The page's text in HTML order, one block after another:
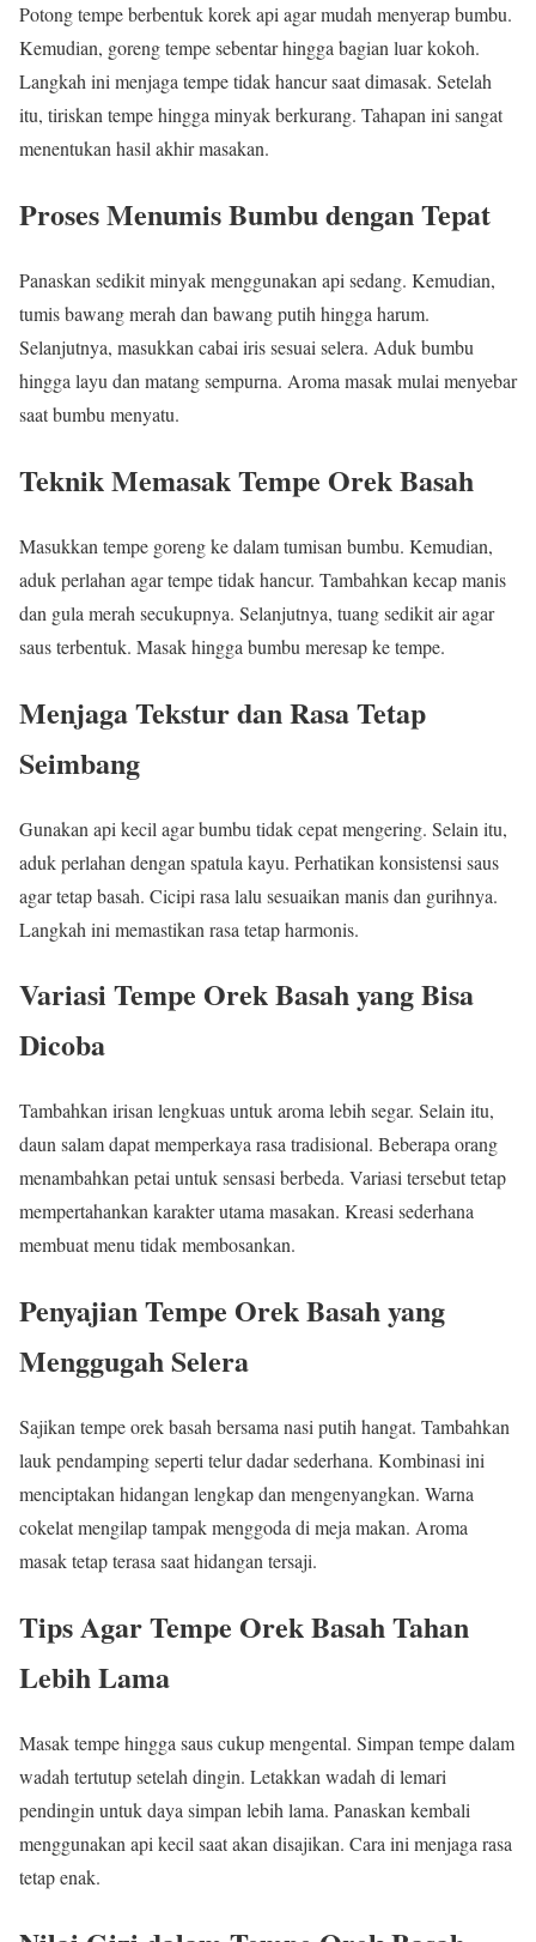
Potong tempe berbentuk korek api agar mudah menyerap bumbu.
Kemudian, goreng tempe sebentar hingga bagian luar kokoh.
Langkah ini menjaga tempe tidak hancur saat dimasak. Setelah
itu, tiriskan tempe hingga minyak berkurang. Tahapan ini sangat
menentukan hasil akhir masakan.
Proses Menumis Bumbu dengan Tepat
Panaskan sedikit minyak menggunakan api sedang. Kemudian,
tumis bawang merah dan bawang putih hingga harum.
Selanjutnya, masukkan cabai iris sesuai selera. Aduk bumbu
hingga layu dan matang sempurna. Aroma masak mulai menyebar
saat bumbu menyatu.
Teknik Memasak Tempe Orek Basah
Masukkan tempe goreng ke dalam tumisan bumbu. Kemudian,
aduk perlahan agar tempe tidak hancur. Tambahkan kecap manis
dan gula merah secukupnya. Selanjutnya, tuang sedikit air agar
saus terbentuk. Masak hingga bumbu meresap ke tempe.
Menjaga Tekstur dan Rasa Tetap
Seimbang
Gunakan api kecil agar bumbu tidak cepat mengering. Selain itu,
aduk perlahan dengan spatula kayu. Perhatikan konsistensi saus
agar tetap basah. Cicipi rasa lalu sesuaikan manis dan gurihnya.
Langkah ini memastikan rasa tetap harmonis.
Variasi Tempe Orek Basah yang Bisa
Dicoba
Tambahkan irisan lengkuas untuk aroma lebih segar. Selain itu,
daun salam dapat memperkaya rasa tradisional. Beberapa orang
menambahkan petai untuk sensasi berbeda. Variasi tersebut tetap
mempertahankan karakter utama masakan. Kreasi sederhana
membuat menu tidak membosankan.
Penyajian Tempe Orek Basah yang
Menggugah Selera
Sajikan tempe orek basah bersama nasi putih hangat. Tambahkan
lauk pendamping seperti telur dadar sederhana. Kombinasi ini
menciptakan hidangan lengkap dan mengenyangkan. Warna
cokelat mengilap tampak menggoda di meja makan. Aroma
masak tetap terasa saat hidangan tersaji.
Tips Agar Tempe Orek Basah Tahan
Lebih Lama
Masak tempe hingga saus cukup mengental. Simpan tempe dalam
wadah tertutup setelah dingin. Letakkan wadah di lemari
pendingin untuk daya simpan lebih lama. Panaskan kembali
menggunakan api kecil saat akan disajikan. Cara ini menjaga rasa
tetap enak.